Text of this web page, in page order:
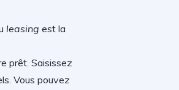
leasing est la
prêt. Saisissez
Vous pouvez